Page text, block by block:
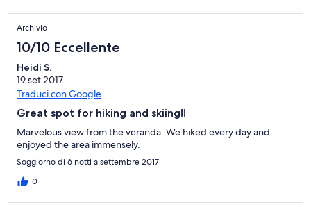
wieder, vor allem auch mal im Winter...
Archivio
10/10 Eccellente
Heidi S.
19 set 2017
Traduci con Google
Great spot for hiking and skiing!!
Marvelous view from the veranda. We hiked every day and
enjoyed the area immensely.
Soggiorno di 6 notti a settembre 2017
0